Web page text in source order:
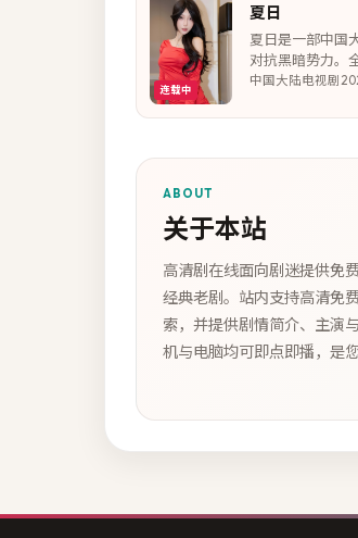
连载中
夏日
夏日是一部中国
对抗黑暗势力。
中国大陆电视剧
ABOUT
关于本站
高清剧在线面向剧迷提供免
经典老剧。站内支持高清免
索，并提供剧情简介、主演
机与电脑均可即点即播，是